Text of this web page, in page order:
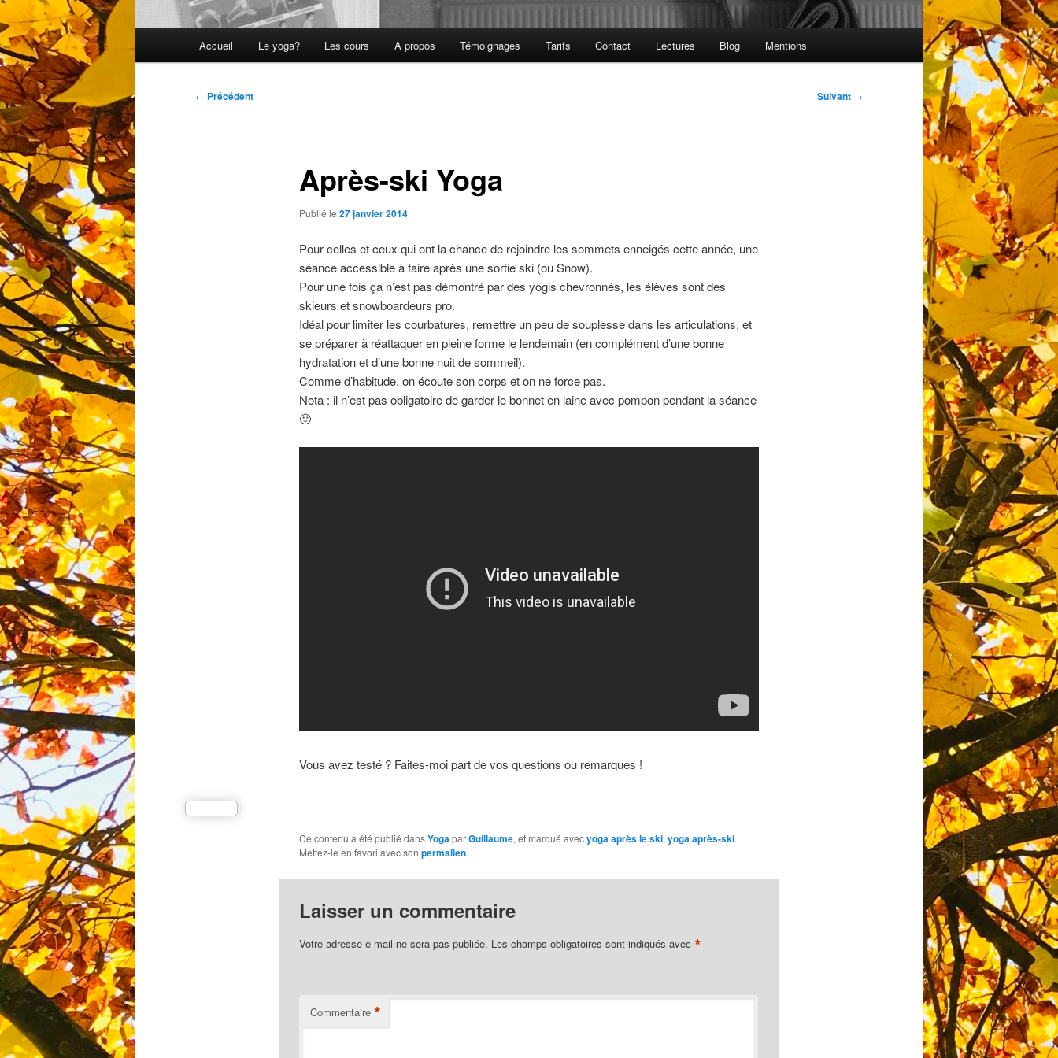
Accueil Le yoga? Les cours A propos Témoignages Tarifs Contact Lectures Blog Mentions
Navigation
← Précédent Suivant →
Après-ski Yoga
Publié le 27 janvier 2014
Pour celles et ceux qui ont la chance de rejoindre les sommets enneigés cette année, une
séance accessible à faire après une sortie ski (ou Snow).
Pour une fois ça n’est pas démontré par des yogis chevronnés, les élèves sont des
skieurs et snowboardeurs pro.
Idéal pour limiter les courbatures, remettre un peu de souplesse dans les articulations, et
se préparer à réattaquer en pleine forme le lendemain (en complément d’une bonne
hydratation et d’une bonne nuit de sommeil).
Comme d’habitude, on écoute son corps et on ne force pas.
Nota : il n’est pas obligatoire de garder le bonnet en laine avec pompon pendant la séance
🙂
Vous avez testé ? Faites-moi part de vos questions ou remarques !
Ce contenu a été publié dansYoga parGuillaume, et marqué avecyoga après le ski, yoga après-ski.
Mettez-le en favori avec son permalien.
Laisser un commentaire
Votre adresse e-mail ne sera pas publiée. Les champs obligatoires sont indiqués avec *
Commentaire *